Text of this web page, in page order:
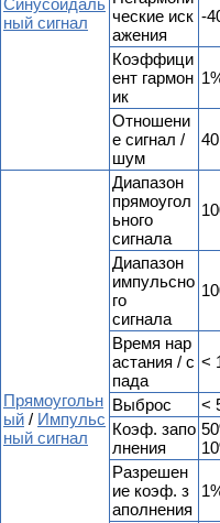
Синусоидаль
ный сигнал
ческие иск
ажения
-
Коэффици
ент гармон
ик
Отношени
е сигнал /
шум
Прямоугольн
ый / Импульс
ный сигнал
Диапазон
прямоугол
ьного
сигнала
Диапазон
импульсно
го
сигнала
Время нар
астания / с
пада
<
Выброс
<
Коэф. запо
лнения
Разрешен
ие коэф. з
аполнения